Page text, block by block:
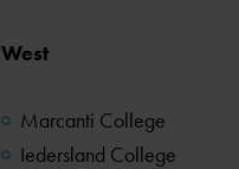
West
Marcanti College
Iedersland College